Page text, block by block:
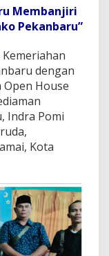
Membanjiri
Pekanbaru”
dengan
House
Indra Pomi
Kota